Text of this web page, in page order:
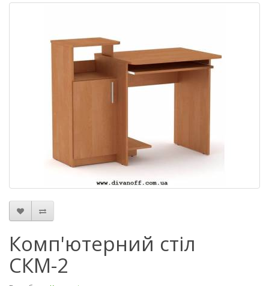
Комп'ютерний стіл
СКМ-2